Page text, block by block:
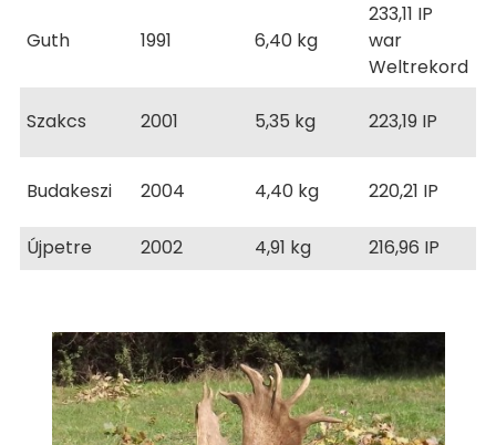
Guth 1991 6,40 kg
233,11 IP
war
Weltrekord
Szakcs 2001 5,35 kg 223,19 IP
Budakeszi 2004 4,40 kg 220,21 IP
Újpetre 2002 4,91 kg 216,96 IP